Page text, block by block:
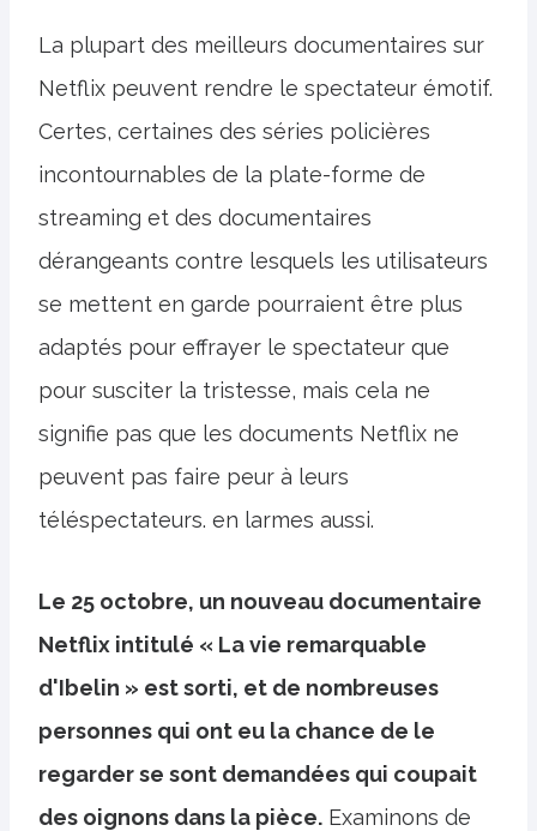
La plupart des meilleurs documentaires sur
Netflix peuvent rendre le spectateur émotif.
Certes, certaines des séries policières
incontournables de la plate-forme de
streaming et des documentaires
dérangeants contre lesquels les utilisateurs
se mettent en garde pourraient être plus
adaptés pour effrayer le spectateur que
pour susciter la tristesse, mais cela ne
signifie pas que les documents Netflix ne
peuvent pas faire peur à leurs
téléspectateurs. en larmes aussi.
Le 25 octobre, un nouveau documentaire
Netflix intitulé « La vie remarquable
d'Ibelin » est sorti, et de nombreuses
personnes qui ont eu la chance de le
regarder se sont demandées qui coupait
des oignons dans la pièce. Examinons de